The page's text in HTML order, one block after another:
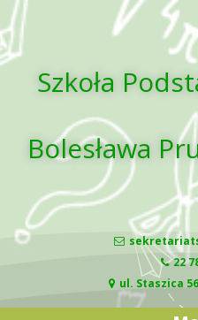
Skip
to
content
Szkoła
Bolesława
22
ul. Staszica